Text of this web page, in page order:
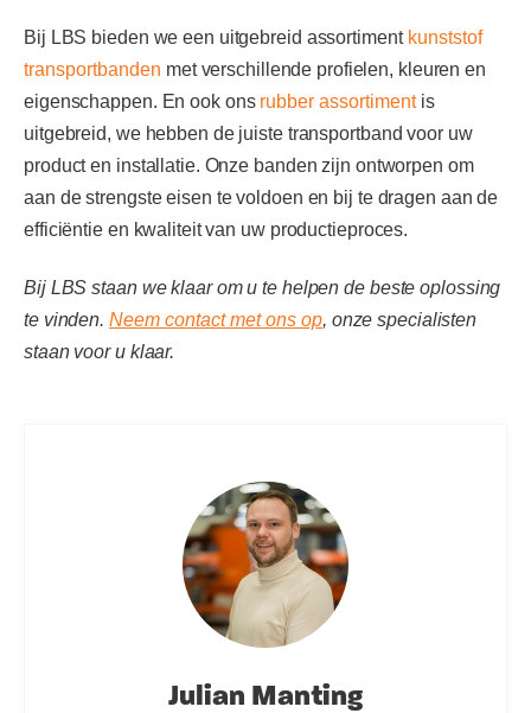
Bij LBS bieden we een uitgebreid assortiment kunststof
transportbanden met verschillende profielen, kleuren en
eigenschappen. En ook ons rubber assortiment is
uitgebreid, we hebben de juiste transportband voor uw
product en installatie. Onze banden zijn ontworpen om
aan de strengste eisen te voldoen en bij te dragen aan de
efficiëntie en kwaliteit van uw productieproces.
Bij LBS staan we klaar om u te helpen de beste oplossing
te vinden. Neem contact met ons op, onze specialisten
staan voor u klaar.
Julian Manting